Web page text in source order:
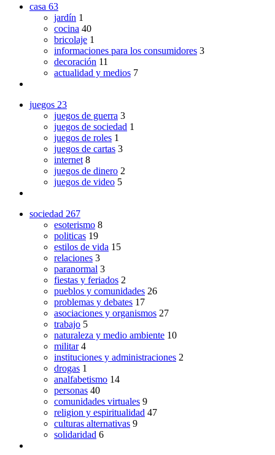
casa 63
jardín 1
cocina 40
bricolaje 1
informaciones para los consumidores 3
decoración 11
actualidad y medios 7
juegos 23
juegos de guerra 3
juegos de sociedad 1
juegos de roles 1
juegos de cartas 3
internet 8
juegos de dinero 2
juegos de video 5
sociedad 267
esoterismo 8
politicas 19
estilos de vida 15
relaciones 3
paranormal 3
fiestas y feriados 2
pueblos y comunidades 26
problemas y debates 17
asociaciones y organismos 27
trabajo 5
naturaleza y medio ambiente 10
militar 4
instituciones y administraciones 2
drogas 1
analfabetismo 14
personas 40
comunidades virtuales 9
religion y espiritualidad 47
culturas alternativas 9
solidaridad 6